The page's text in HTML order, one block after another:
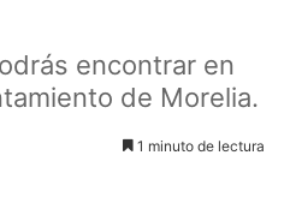
encontrar en
de Morelia.
1 minuto de lectura